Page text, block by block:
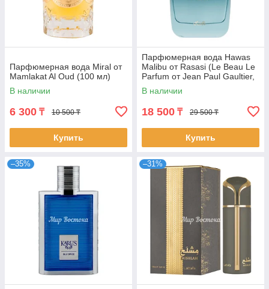
Парфюмерная вода Miral от
Mamlakat Al Oud (100 мл)
В наличии
6 300 ₸ 10 500 ₸
Купить
Парфюмерная вода Hawas
Malibu от Rasasi (Le Beau Le
Parfum от Jean Paul Gaultier,
100 мл)
В наличии
18 500 ₸ 29 500 ₸
Купить
–35% –31%